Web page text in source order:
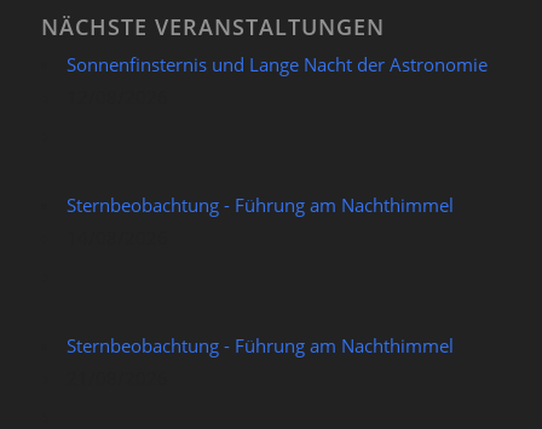
NÄCHSTE VERANSTALTUNGEN
Sonnenfinsternis und Lange Nacht der Astronomie
Sternbeobachtung - Führung am Nachthimmel
Sternbeobachtung - Führung am Nachthimmel